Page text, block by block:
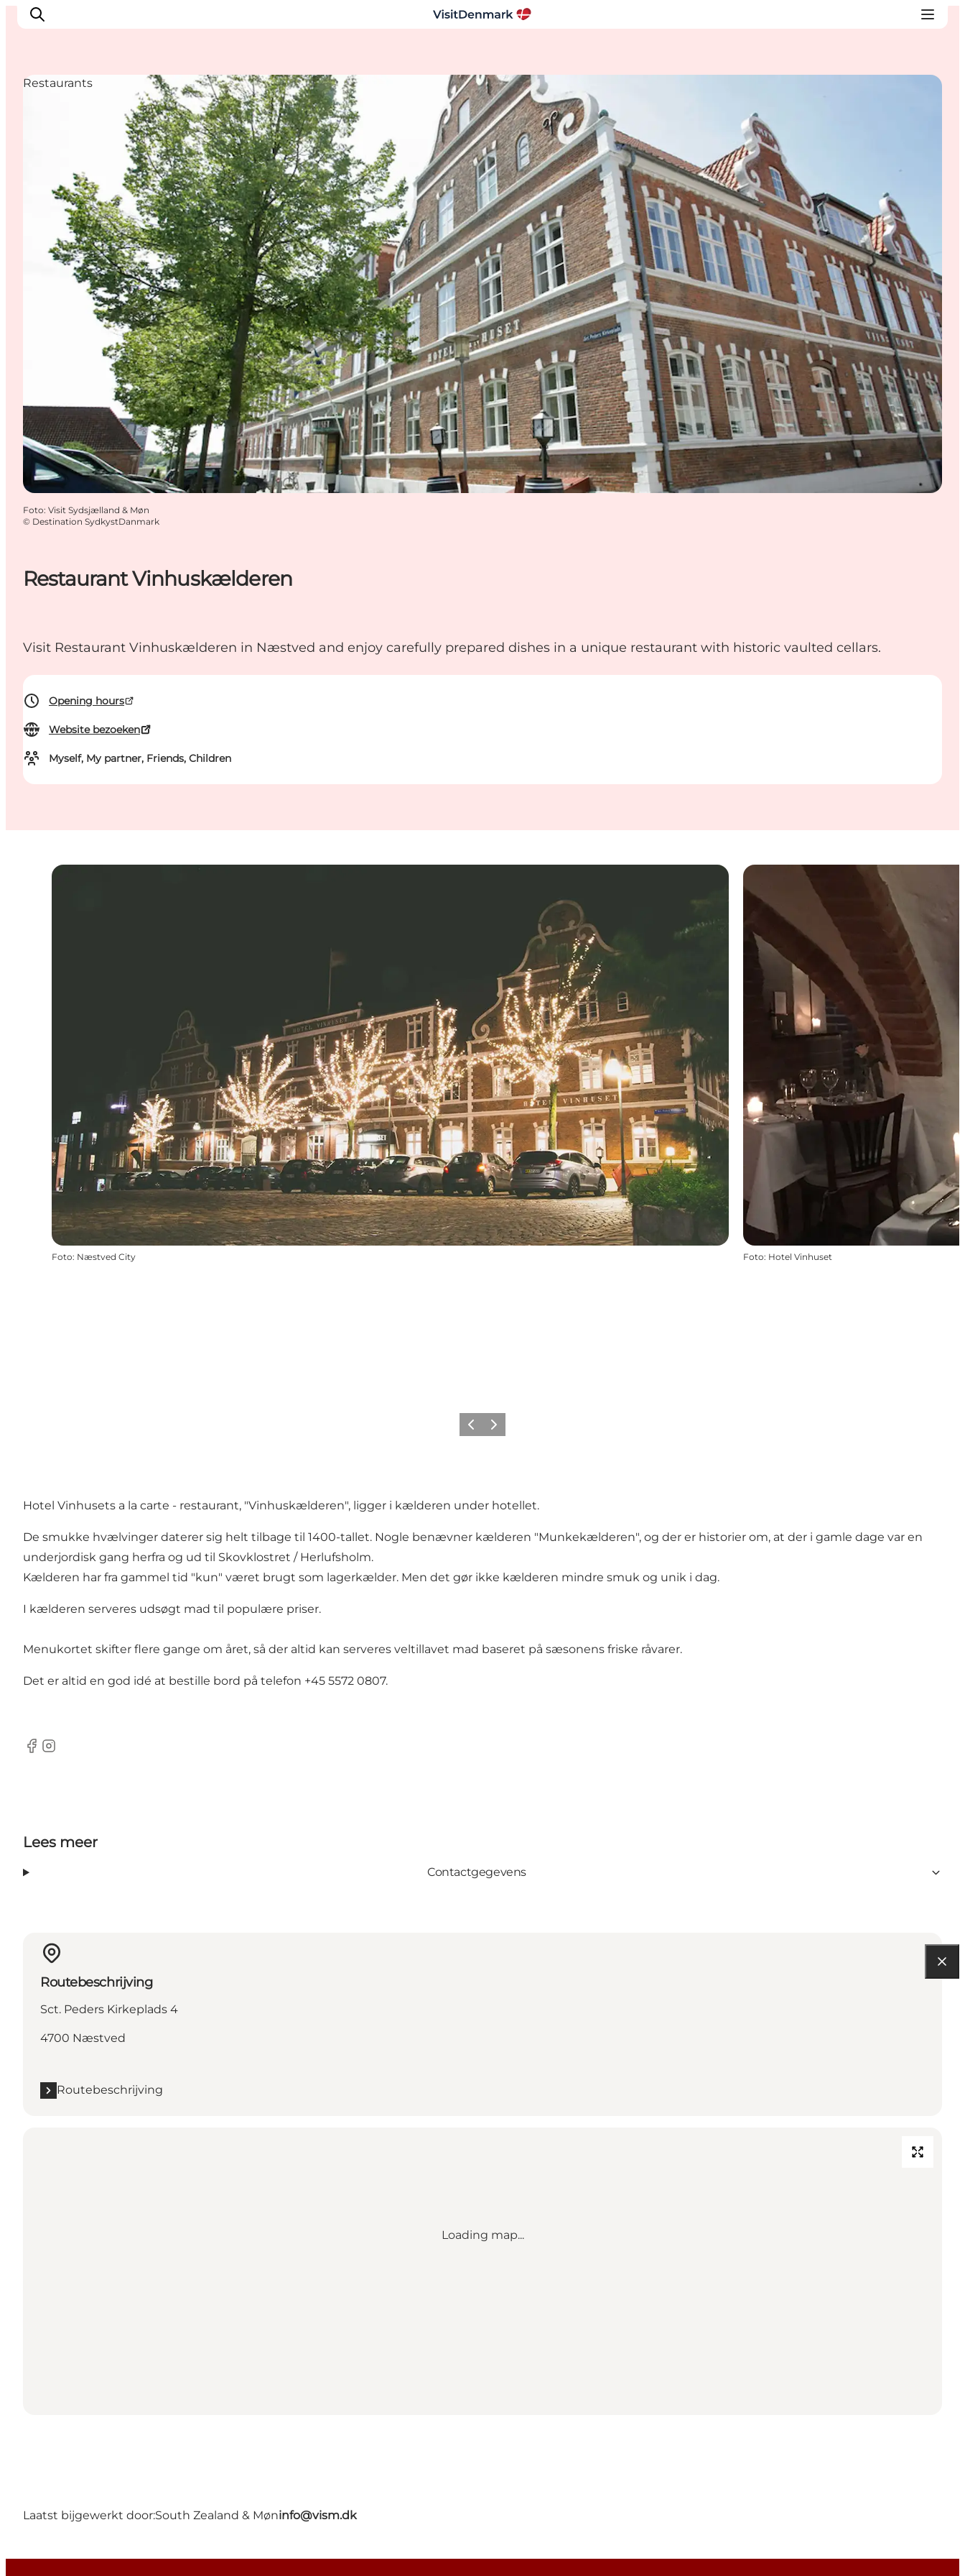
Bestemmingen
Accommodaties
Plan je reis
Restaurant Vinhuskælderen
Visit Restaurant Vinhuskælderen in Næstved and enjoy carefully prepared dishes in a unique restaurant with historic vaulted cellars.
Opening hours
Website bezoeken
Myself, My partner, Friends, Children
Restaurants
Foto: Visit Sydsjælland & Møn
© Destination SydkystDanmark
Foto: Næstved City Foto: Hotel Vinhuset
Vorige Volgende
Hotel Vinhusets a la carte - restaurant, "Vinhuskælderen", ligger i kælderen under hotellet.
De smukke hvælvinger daterer sig helt tilbage til 1400-tallet. Nogle benævner kælderen "Munkekælderen", og der er historier om, at der i gamle dage var en
underjordisk gang herfra og ud til Skovklostret / Herlufsholm.
Kælderen har fra gammel tid "kun" været brugt som lagerkælder. Men det gør ikke kælderen mindre smuk og unik i dag.
I kælderen serveres udsøgt mad til populære priser.
Menukortet skifter flere gange om året, så der altid kan serveres veltillavet mad baseret på sæsonens friske råvarer.
Det er altid en god idé at bestille bord på telefon +45 5572 0807.
Facebook
Instagram
Lees meer
Contactgegevens
Routebeschrijving
Sct. Peders Kirkeplads 4
4700 Næstved
Routebeschrijving
Loading map...
Laatst bijgewerkt door:South Zealand & Møninfo@vism.dk